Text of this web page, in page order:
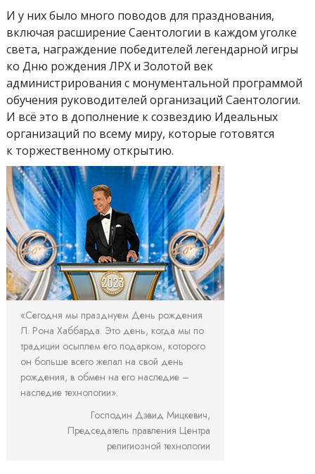
И у них было много поводов для празднования,
включая расширение Саентологии в каждом уголке
света, награждение победителей легендарной игры
ко Дню рождения ЛРХ и Золотой век
администрирования с монументальной программой
обучения руководителей организаций Саентологии.
И всё это в дополнение к созвездию Идеальных
организаций по всему миру, которые готовятся
к торжественному открытию.
«Сегодня мы празднуем День рождения
Л. Рона Хаббарда. Это день, когда мы по
традиции осыплем его подарком, которого
он больше всего желал на свой день
рождения, в обмен на его наследие –
наследие технологии».
Господин Дэвид Мицкевич,
Председатель правления Центра
религиозной технологии